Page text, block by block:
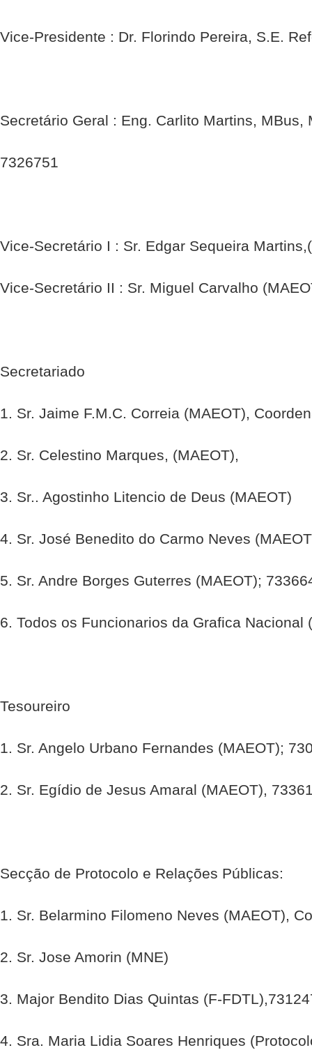
Vice-Presidente : Dr. Florindo Pereira, S.E.
Secretário Geral : Eng. Carlito Martins, MBus,
7326751
Vice-Secretário I : Sr. Edgar Sequeira
Vice-Secretário II : Sr. Miguel Carvalho
Secretariado
1. Sr. Jaime F.M.C. Correia (MAEOT),
2. Sr. Celestino Marques, (MAEOT),
3. Sr.. Agostinho Litencio de Deus (MAEOT)
4. Sr. José Benedito do Carmo Neves
5. Sr. Andre Borges Guterres (MAEOT);
6. Todos os Funcionarios da Grafica Nacional
Tesoureiro
1. Sr. Angelo Urbano Fernandes (MAEOT);
2. Sr. Egídio de Jesus Amaral (MAEOT),
Secção de Protocolo e Relações Públicas:
1. Sr. Belarmino Filomeno Neves (MAEOT),
2. Sr. Jose Amorin (MNE)
3. Major Bendito Dias Quintas (F-
4. Sra. Maria Lidia Soares Henriques